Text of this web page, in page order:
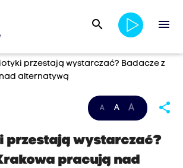
search menu
przestają wystarczać? Badacze z
alternatywą
A A A share
przestają wystarczać?
pracują nad